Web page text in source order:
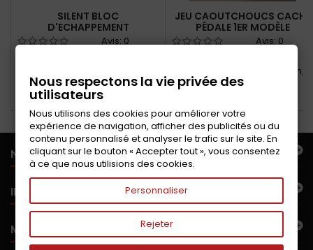
SILENT BLOC
D'ECHAPPEMENT
Avis: 0
Ajouter au panier
JEU CAOUTCHOUCS CACHE
PÉDALE 1ER MODÈLE
Avis: 0
protection de pédale frein,
d'embrayage
NOTRE OFFRE
INFORMATIONS
MON COMPTE
Nous respectons la vie privée des
utilisateurs
Nous utilisons des cookies pour améliorer votre
expérience de navigation, afficher des publicités ou du
contenu personnalisé et analyser le trafic sur le site. En
cliquant sur le bouton « Accepter tout », vous consentez
à ce que nous utilisions des cookies.
Personnaliser
Rejeter